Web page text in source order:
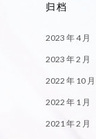
归档
2023 年 4 月
2023 年 2 月
2022 年 10 月
2022 年 1 月
2021 年 2 月